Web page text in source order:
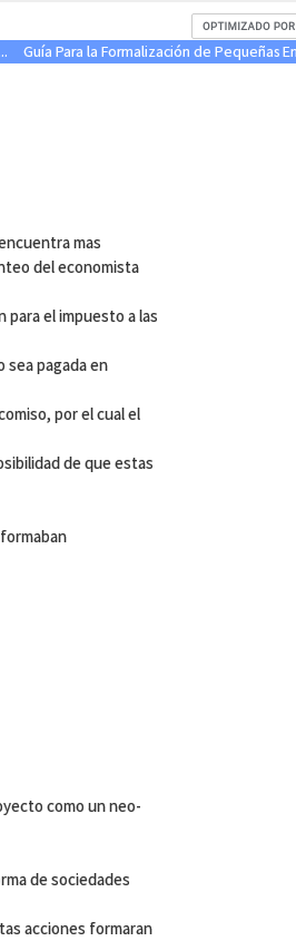
Guía Para la Formalización de Pequeñas
mas
del economista
para el impuesto a las
sea pagada en
por el cual el
de que estas
como un neo-
de sociedades
acciones formaran